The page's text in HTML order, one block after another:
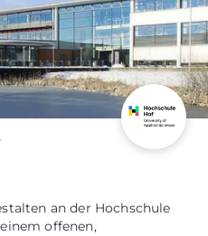
an der Hochschule
offenen,